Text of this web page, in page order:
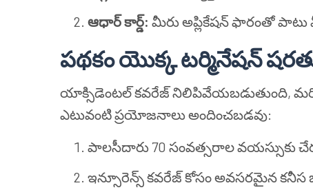
ఆధార్ కార్డ్: మీరు అప్లికేషన్ ఫారంతో
పథకం యొక్క టర్మినేషన్
యాక్సిడెంటల్ కవరేజ్ నిలిపివేయబడుతుంది,
ఎటువంటి ప్రయోజనాలు అందించబడవు:
పాలసీదారు 70 సంవత్సరాల వయస్సుకు
ఇన్సూరెన్స్ కవరేజ్ కోసం అవసరమైన